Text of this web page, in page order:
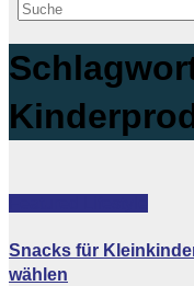
Snacks für
wählen